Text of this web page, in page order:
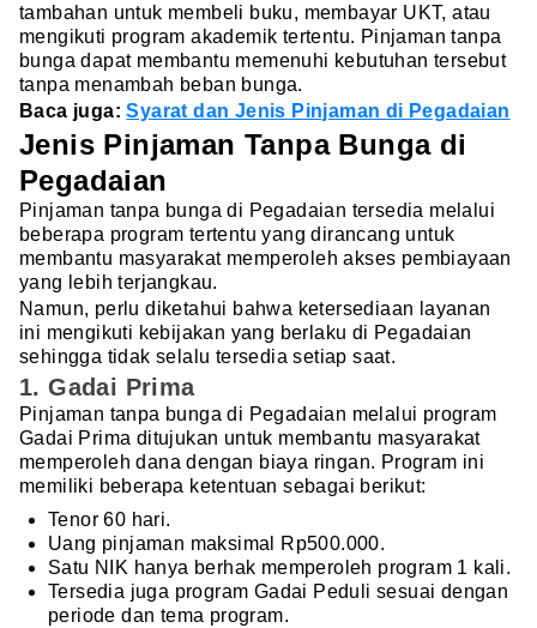
tambahan untuk membeli buku, membayar UKT, atau
mengikuti program akademik tertentu. Pinjaman tanpa
bunga dapat membantu memenuhi kebutuhan tersebut
tanpa menambah beban bunga.
Baca juga:Syarat dan Jenis Pinjaman di Pegadaian
Jenis Pinjaman Tanpa Bunga di
Pegadaian
Pinjaman tanpa bunga di Pegadaian tersedia melalui
beberapa program tertentu yang dirancang untuk
membantu masyarakat memperoleh akses pembiayaan
yang lebih terjangkau.
Namun, perlu diketahui bahwa ketersediaan layanan
ini mengikuti kebijakan yang berlaku di Pegadaian
sehingga tidak selalu tersedia setiap saat.
1. Gadai Prima
Pinjaman tanpa bunga di Pegadaian melalui program
Gadai Prima ditujukan untuk membantu masyarakat
memperoleh dana dengan biaya ringan. Program ini
memiliki beberapa ketentuan sebagai berikut:
Tenor 60 hari.
Uang pinjaman maksimal Rp500.000.
Satu NIK hanya berhak memperoleh program 1 kali.
Tersedia juga program Gadai Peduli sesuai dengan
periode dan tema program.